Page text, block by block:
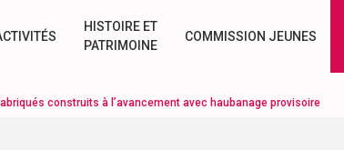
HISTOIRE ET
PATRIMOINE
COMMISSION JEUNES
construits à l’avancement avec haubanage provisoire